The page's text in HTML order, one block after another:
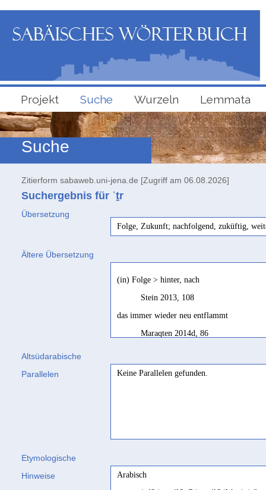
Projekt Suche Wurzeln Lemmata
Suche
Zitierform sabaweb.uni-jena.de [Zugriff am 06.08.2026]
Suchergebnis für ʾṯr
Übersetzung
Folge, Zukunft; nachfolgend, zuküftig,
Ältere Übersetzung
(in) Folge > hinter, nach
Stein 2013, 108
das immer wieder neu entflammt
Maraqten 2014d, 86
Stein 2010, 719; Stein 2023, 490
Stein 2023, 478
Altsüdarabische
Parallelen
Keine Parallelen gefunden.
Etymologische
Hinweise
Arabisch